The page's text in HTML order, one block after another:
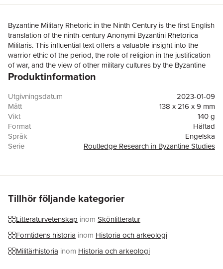
Byzantine Military Rhetoric in the Ninth Century is the first English
translation of the ninth-century Anonymi Byzantini Rhetorica
Militaris. This influential text offers a valuable insight into the
warrior ethic of the period, the role of religion in the justification
of war, and the view of other military cultures by the Byzantine
elite. It also played a crucial role in the compilation of the tenth-
period of intense military activity for the Byzantine Empire on its
eastern borders. Including a detailed commentary and critical
introduction to the author and the structure of the text, this book
will appeal to all those interested in Byzantine political ideology
and military history.
Produktinformation
Utgivningsdatum
2023-01-09
Mått
138 x 216 x 9 mm
Vikt
140 g
Format
Häftad
Språk
Engelska
Serie
Routledge Research in Byzantine Studies
ISBN
9781032006048
Tillhör följande kategorier
Litteraturvetenskap inom Skönlitteratur
Forntidens historia inom Historia och arkeologi
Militärhistoria inom Historia och arkeologi